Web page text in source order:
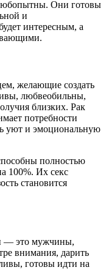
Они готовы
и
интересным, а
желающие создать
любвеобильны,
близких. Рак
потребности
уют и эмоциональную
полностью
100%. Их секс
становится
— это мужчины,
внимания, дарить
готовы идти на